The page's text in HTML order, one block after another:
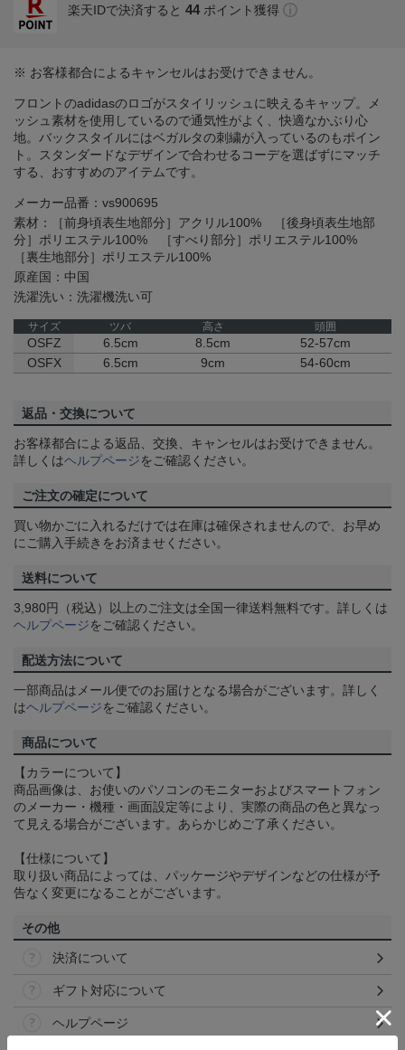
楽天IDで決済すると 44 ポイント獲得
※ お客様都合によるキャンセルはお受けできません。
フロントのadidasのロゴがスタイリッシュに映えるキャップ。メ
ッシュ素材を使用しているので通気性がよく、快適なかぶり心
地。バックスタイルにはベガルタの刺繍が入っているのもポイン
ト。スタンダードなデザインで合わせるコーデを選ばずにマッチ
する、おすすめのアイテムです。
メーカー品番：vs900695
素材：［前身頃表生地部分］アクリル100% ［後身頃表生地部
分］ポリエステル100% ［すべり部分］ポリエステル100%
［裏生地部分］ポリエステル100%
原産国：中国
洗濯洗い：洗濯機洗い可
サイズ ツバ 高さ 頭囲
OSFZ 6.5cm 8.5cm
52-57cm
OSFX
6.5cm 9cm 54-60cm
返品・交換について
お客様都合による返品、交換、キャンセルはお受けできません。
詳しくはヘルプページをご確認ください。
ご注文の確定について
買い物かごに入れるだけでは在庫は確保されませんので、お早め
にご購入手続きをお済ませください。
送料について
3,980円（税込）以上のご注文は全国一律送料無料です。詳しくは
ヘルプページをご確認ください。
配送方法について
一部商品はメール便でのお届けとなる場合がございます。詳しく
はヘルプページをご確認ください。
商品について
【カラーについて】
商品画像は、お使いのパソコンのモニターおよびスマートフォン
のメーカー・機種・画面設定等により、実際の商品の色と異なっ
て見える場合がございます。あらかじめご了承ください。
【仕様について】
取り扱い商品によっては、パッケージやデザインなどの仕様が予
告なく変更になることがございます。
その他
決済について
ギフト対応について
ヘルプページ